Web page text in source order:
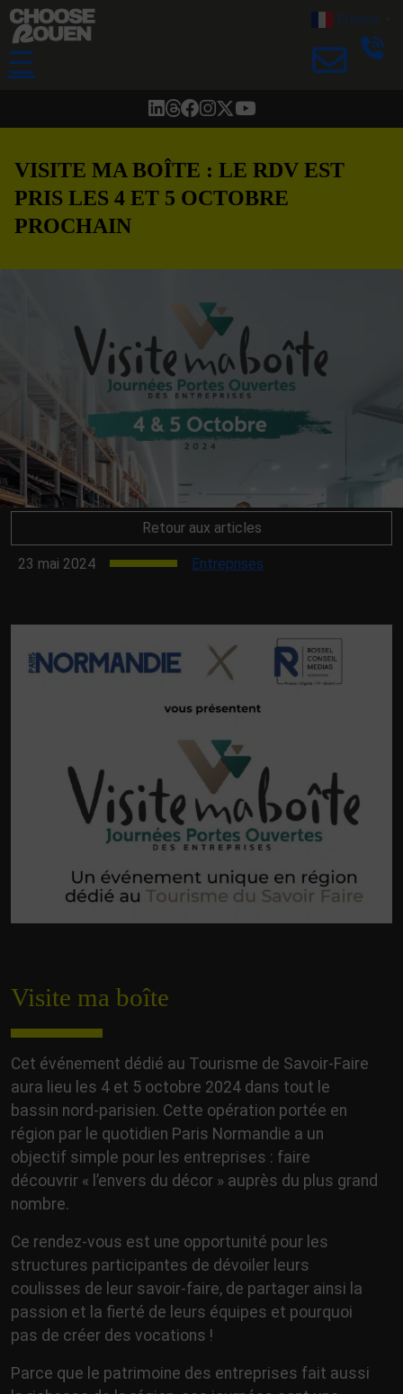
☰
French
VISITE MA BOÎTE : LE RDV EST
PRIS LES 4 ET 5 OCTOBRE
PROCHAIN
Retour aux articles
23 mai 2024 Entreprises
Visite ma boîte
Cet événement dédié au Tourisme de Savoir-Faire
aura lieu les 4 et 5 octobre 2024 dans tout le
bassin nord-parisien. Cette opération portée en
région par le quotidien Paris Normandie a un
objectif simple pour les entreprises : faire
découvrir « l’envers du décor » auprès du plus grand
nombre.
Ce rendez-vous est une opportunité pour les
structures participantes de dévoiler leurs
coulisses de leur savoir-faire, de partager ainsi la
passion et la fierté de leurs équipes et pourquoi
pas de créer des vocations !
Parce que le patrimoine des entreprises fait aussi